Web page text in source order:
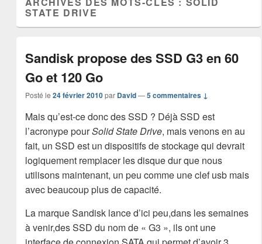
STATE DRIVE
Sandisk propose des SSD G3 en 60
Go et 120 Go
Posté le 24 février 2010 par David —5 commentaires ↓
Mais qu’est-ce donc des SSD ? Déjà SSD est
l’acronype pourSolid State Drive, mais venons en au
fait, un SSD est un dispositifs de stockage qui devrait
logiquement remplacer les disque dur que nous
utilisons maintenant, un peu comme une clef usb mais
avec beaucoup plus de capacité.
La marque Sandisk lance d’ici peu,dans les semaines
à venir,des SSD du nom de « G3 », ils ont une